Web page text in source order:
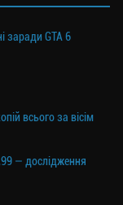
заради GTA 6
всього за вісім
— дослідження